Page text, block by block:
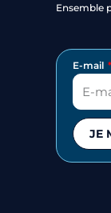
Ensemble
E-mail
JE